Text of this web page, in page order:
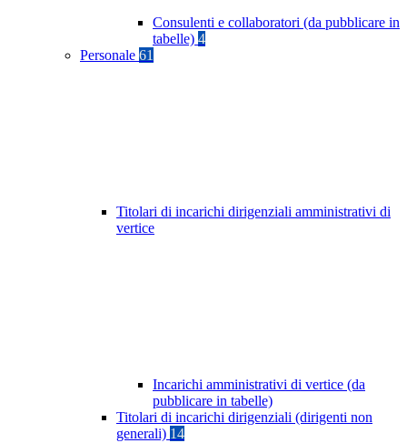
Consulenti e collaboratori (da pubblicare in
tabelle) 4
Personale 61
Titolari di incarichi dirigenziali amministrativi di
vertice
Incarichi amministrativi di vertice (da
pubblicare in tabelle)
Titolari di incarichi dirigenziali (dirigenti non
generali) 14